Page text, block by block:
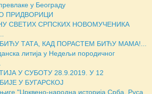
у Београду
ПРИДВОРИЦИ
СВЕТИХ СРПСКИХ НОВОМУЧЕНИКА
ТАТА, КАД ПОРАСТЕМ БИЋУ МАМА!...
литија у Недељи породичног
У СУБОТУ 28.9.2019. У 12
У БУГАРСКОЈ
"Црквено-народна историја Срба, Руса